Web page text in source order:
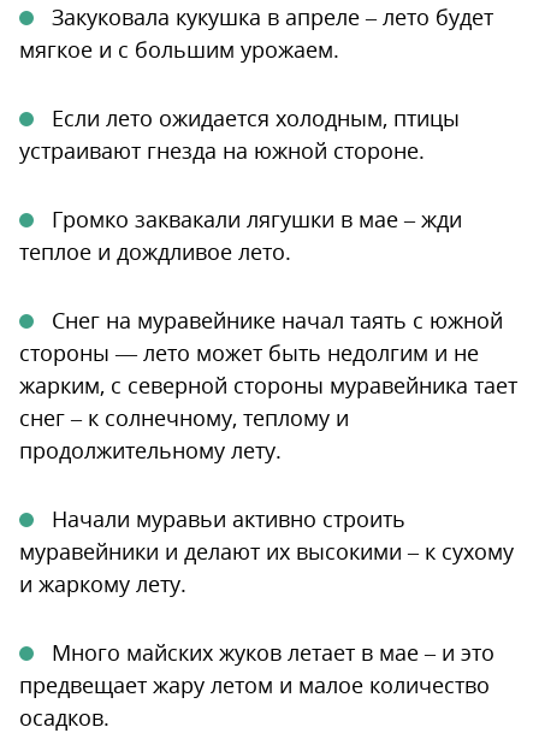
Закуковала кукушка в апреле – лето будет
мягкое и с большим урожаем.
Если лето ожидается холодным, птицы
устраивают гнезда на южной стороне.
Громко заквакали лягушки в мае – жди
теплое и дождливое лето.
Снег на муравейнике начал таять с южной
стороны — лето может быть недолгим и не
жарким, с северной стороны муравейника тает
снег – к солнечному, теплому и
продолжительному лету.
Начали муравьи активно строить
муравейники и делают их высокими – к сухому
и жаркому лету.
Много майских жуков летает в мае – и это
предвещает жару летом и малое количество
осадков.